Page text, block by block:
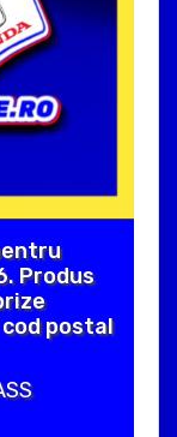
Produs
cod postal